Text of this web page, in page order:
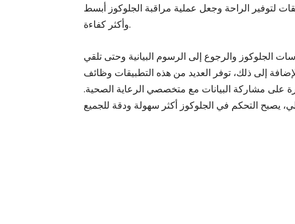
لتوفير الراحة وجعل عملية مراقبة الجلوكوز أبسط
وأكثر كفاءة.
الجلوكوز والرجوع إلى الرسوم البيانية وحتى تلقي
إلى ذلك، توفر العديد من هذه التطبيقات وظائف
على مشاركة البيانات مع متخصصي الرعاية الصحية.